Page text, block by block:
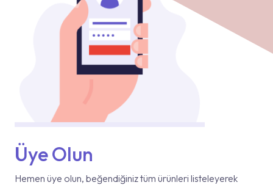
Üye Olun
Hemen üye olun, beğendiğiniz tüm ürünleri listeleyerek